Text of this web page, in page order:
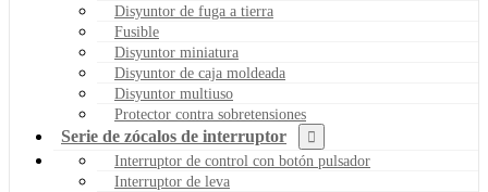
Disyuntor de fuga a tierra
Fusible
Disyuntor miniatura
Disyuntor de caja moldeada
Disyuntor multiuso
Protector contra sobretensiones
Serie de zócalos de interruptor
Interruptor de control con botón pulsador
Interruptor de leva